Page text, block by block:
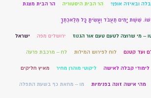
ובאיזה אופן? הר הבית היסטוריה הר הבית מצגת
שֵׁשֶׁת יָמִים תַּעֲבֹד וְעָשִׂיתָ כָּל מְלַאכְתֶּךָ
– מי שרוצה לטעם טעם אור הגנוז ירושלים מפה ישראל
ועד קטנם לוח לפירוש המילות לח – מרכבת פרעה
לימודי קבלה לאישה ליקוטי מוהרן מחיר מאיץ חליקים
מהי אישה זונה בפנימיות מו – מחאת כף בשעת התפלה